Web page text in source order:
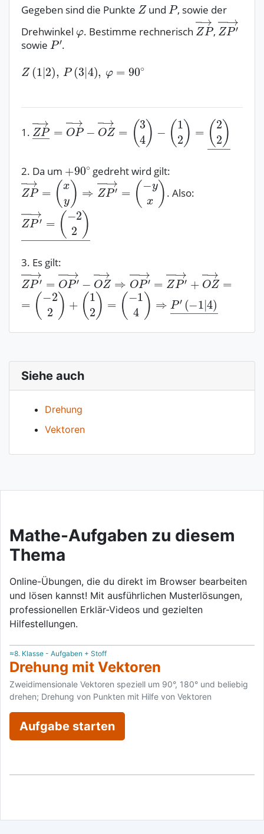
Gegeben sind die Punkte und
, sowie der
Drehwinkel
. Bestimme rechnerisch
,
sowie
.
1.
2. Da um
gedreht wird gilt:
. Also:
3. Es gilt:
Siehe auch
Drehung
Vektoren
Mathe-Aufgaben zu diesem
Thema
Online-Übungen, die du direkt im Browser bearbeiten
und lösen kannst! Mit ausführlichen Musterlösungen,
professionellen Erklär-Videos und gezielten
Hilfestellungen.
≈8. Klasse - Aufgaben + Stoff
Drehung mit Vektoren
Zweidimensionale Vektoren speziell um 90°, 180° und beliebig
drehen; Drehung von Punkten mit Hilfe von Vektoren
Aufgabe starten